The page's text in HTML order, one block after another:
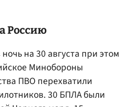
Россию
на 30 августа при этом
Минобороны
ПВО перехватили
30 БПЛА были